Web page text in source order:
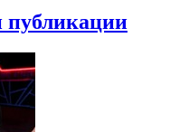
публикации